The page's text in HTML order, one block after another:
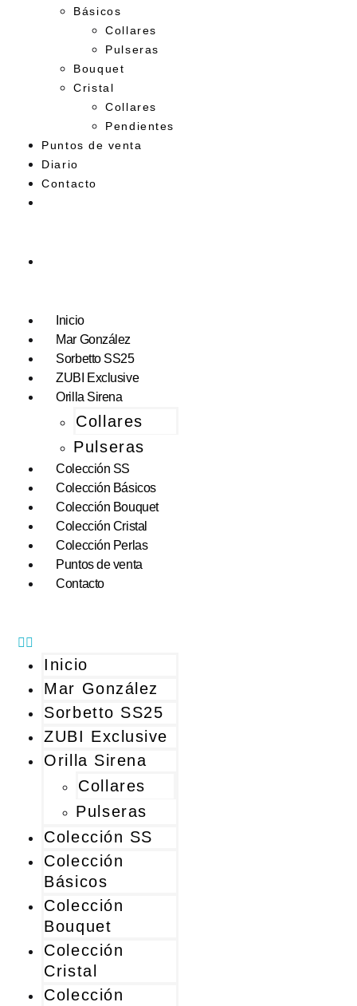
Básicos
Collares
Pulseras
Bouquet
Cristal
Collares
Pendientes
Puntos de venta
Diario
Contacto
Inicio
Mar González
Sorbetto SS25
ZUBI Exclusive
Orilla Sirena
Collares
Pulseras
Colección SS
Colección Básicos
Colección Bouquet
Colección Cristal
Colección Perlas
Puntos de venta
Contacto
Inicio
Mar González
Sorbetto SS25
ZUBI Exclusive
Orilla Sirena
Collares
Pulseras
Colección SS
Colección
Básicos
Colección
Bouquet
Colección
Cristal
Colección